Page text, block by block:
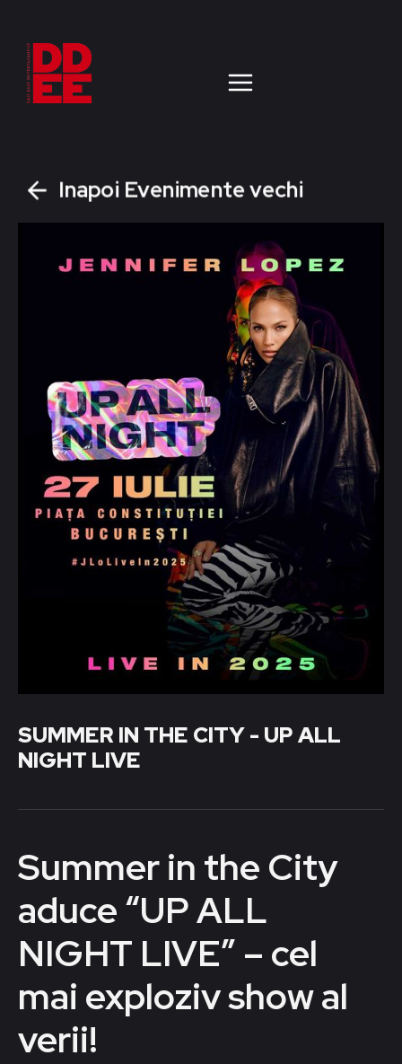
Inapoi Evenimente vechi
SUMMER IN THE CITY - UP ALL
NIGHT LIVE
Summer in the City
aduce “UP ALL
NIGHT LIVE” – cel
mai exploziv show al
verii!